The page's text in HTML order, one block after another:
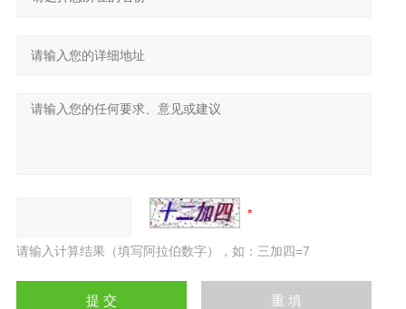
请输入计算结果（填写阿拉伯数字），如：三加四=7